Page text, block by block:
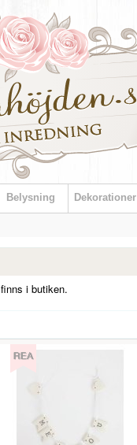
Belysning Dekorationer
i butiken.